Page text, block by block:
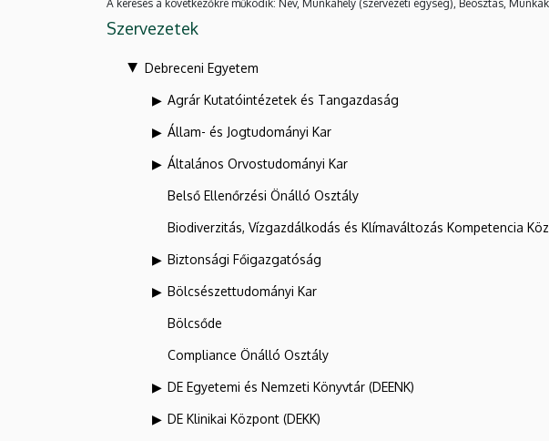
A keresés a következőkre működik: Név, Munkahely (szervezeti egység), Beosztás,
Szervezetek
Debreceni Egyetem
Agrár Kutatóintézetek és Tangazdaság
Állam- és Jogtudományi Kar
Általános Orvostudományi Kar
Belső Ellenőrzési Önálló Osztály
Biodiverzitás, Vízgazdálkodás és Klímaváltozás Kompetencia
Biztonsági Főigazgatóság
Bölcsészettudományi Kar
Bölcsőde
Compliance Önálló Osztály
DE Egyetemi és Nemzeti Könyvtár (DEENK)
DE Klinikai Központ (DEKK)